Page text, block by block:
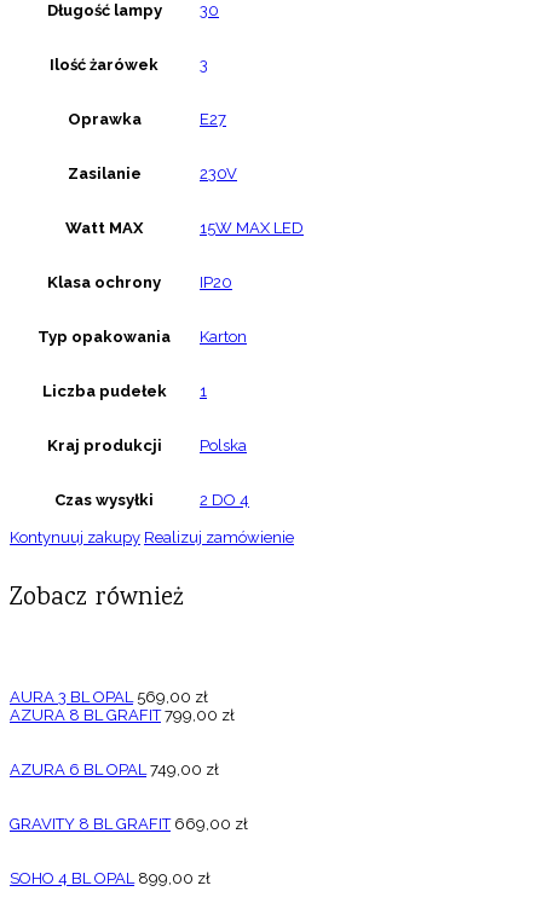
Długość lampy 30
Ilość żarówek 3
Oprawka E27
Zasilanie 230V
Watt MAX 15W MAX LED
Klasa ochrony IP20
Typ opakowania Karton
Liczba pudełek 1
Kraj produkcji Polska
Czas wysyłki 2 DO 4
Kontynuuj zakupy Realizuj zamówienie
Zobacz również
AURA 3 BL OPAL 569,00 zł
AZURA 8 BL GRAFIT 799,00 zł
AZURA 6 BL OPAL 749,00 zł
GRAVITY 8 BL GRAFIT 669,00 zł
SOHO 4 BL OPAL 899,00 zł